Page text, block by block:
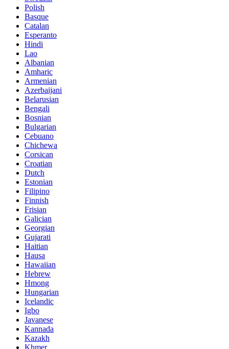
Polish
Basque
Catalan
Esperanto
Hindi
Lao
Albanian
Amharic
Armenian
Azerbaijani
Belarusian
Bengali
Bosnian
Bulgarian
Cebuano
Chichewa
Corsican
Croatian
Dutch
Estonian
Filipino
Finnish
Frisian
Galician
Georgian
Gujarati
Haitian
Hausa
Hawaiian
Hebrew
Hmong
Hungarian
Icelandic
Igbo
Javanese
Kannada
Kazakh